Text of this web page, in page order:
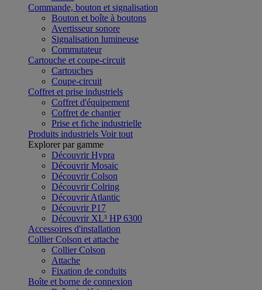
Commande, bouton et signalisation
Bouton et boîte à boutons
Avertisseur sonore
Signalisation lumineuse
Commutateur
Cartouche et coupe-circuit
Cartouches
Coupe-circuit
Coffret et prise industriels
Coffret d'équipement
Coffret de chantier
Prise et fiche industrielle
Produits industriels Voir tout
Explorer par gamme
Découvrir Hypra
Découvrir Mosaic
Découvrir Colson
Découvrir Colring
Découvrir Atlantic
Découvrir P17
Découvrir XL³ HP 6300
Accessoires d'installation
Collier Colson et attache
Collier Colson
Attache
Fixation de conduits
Boîte et borne de connexion